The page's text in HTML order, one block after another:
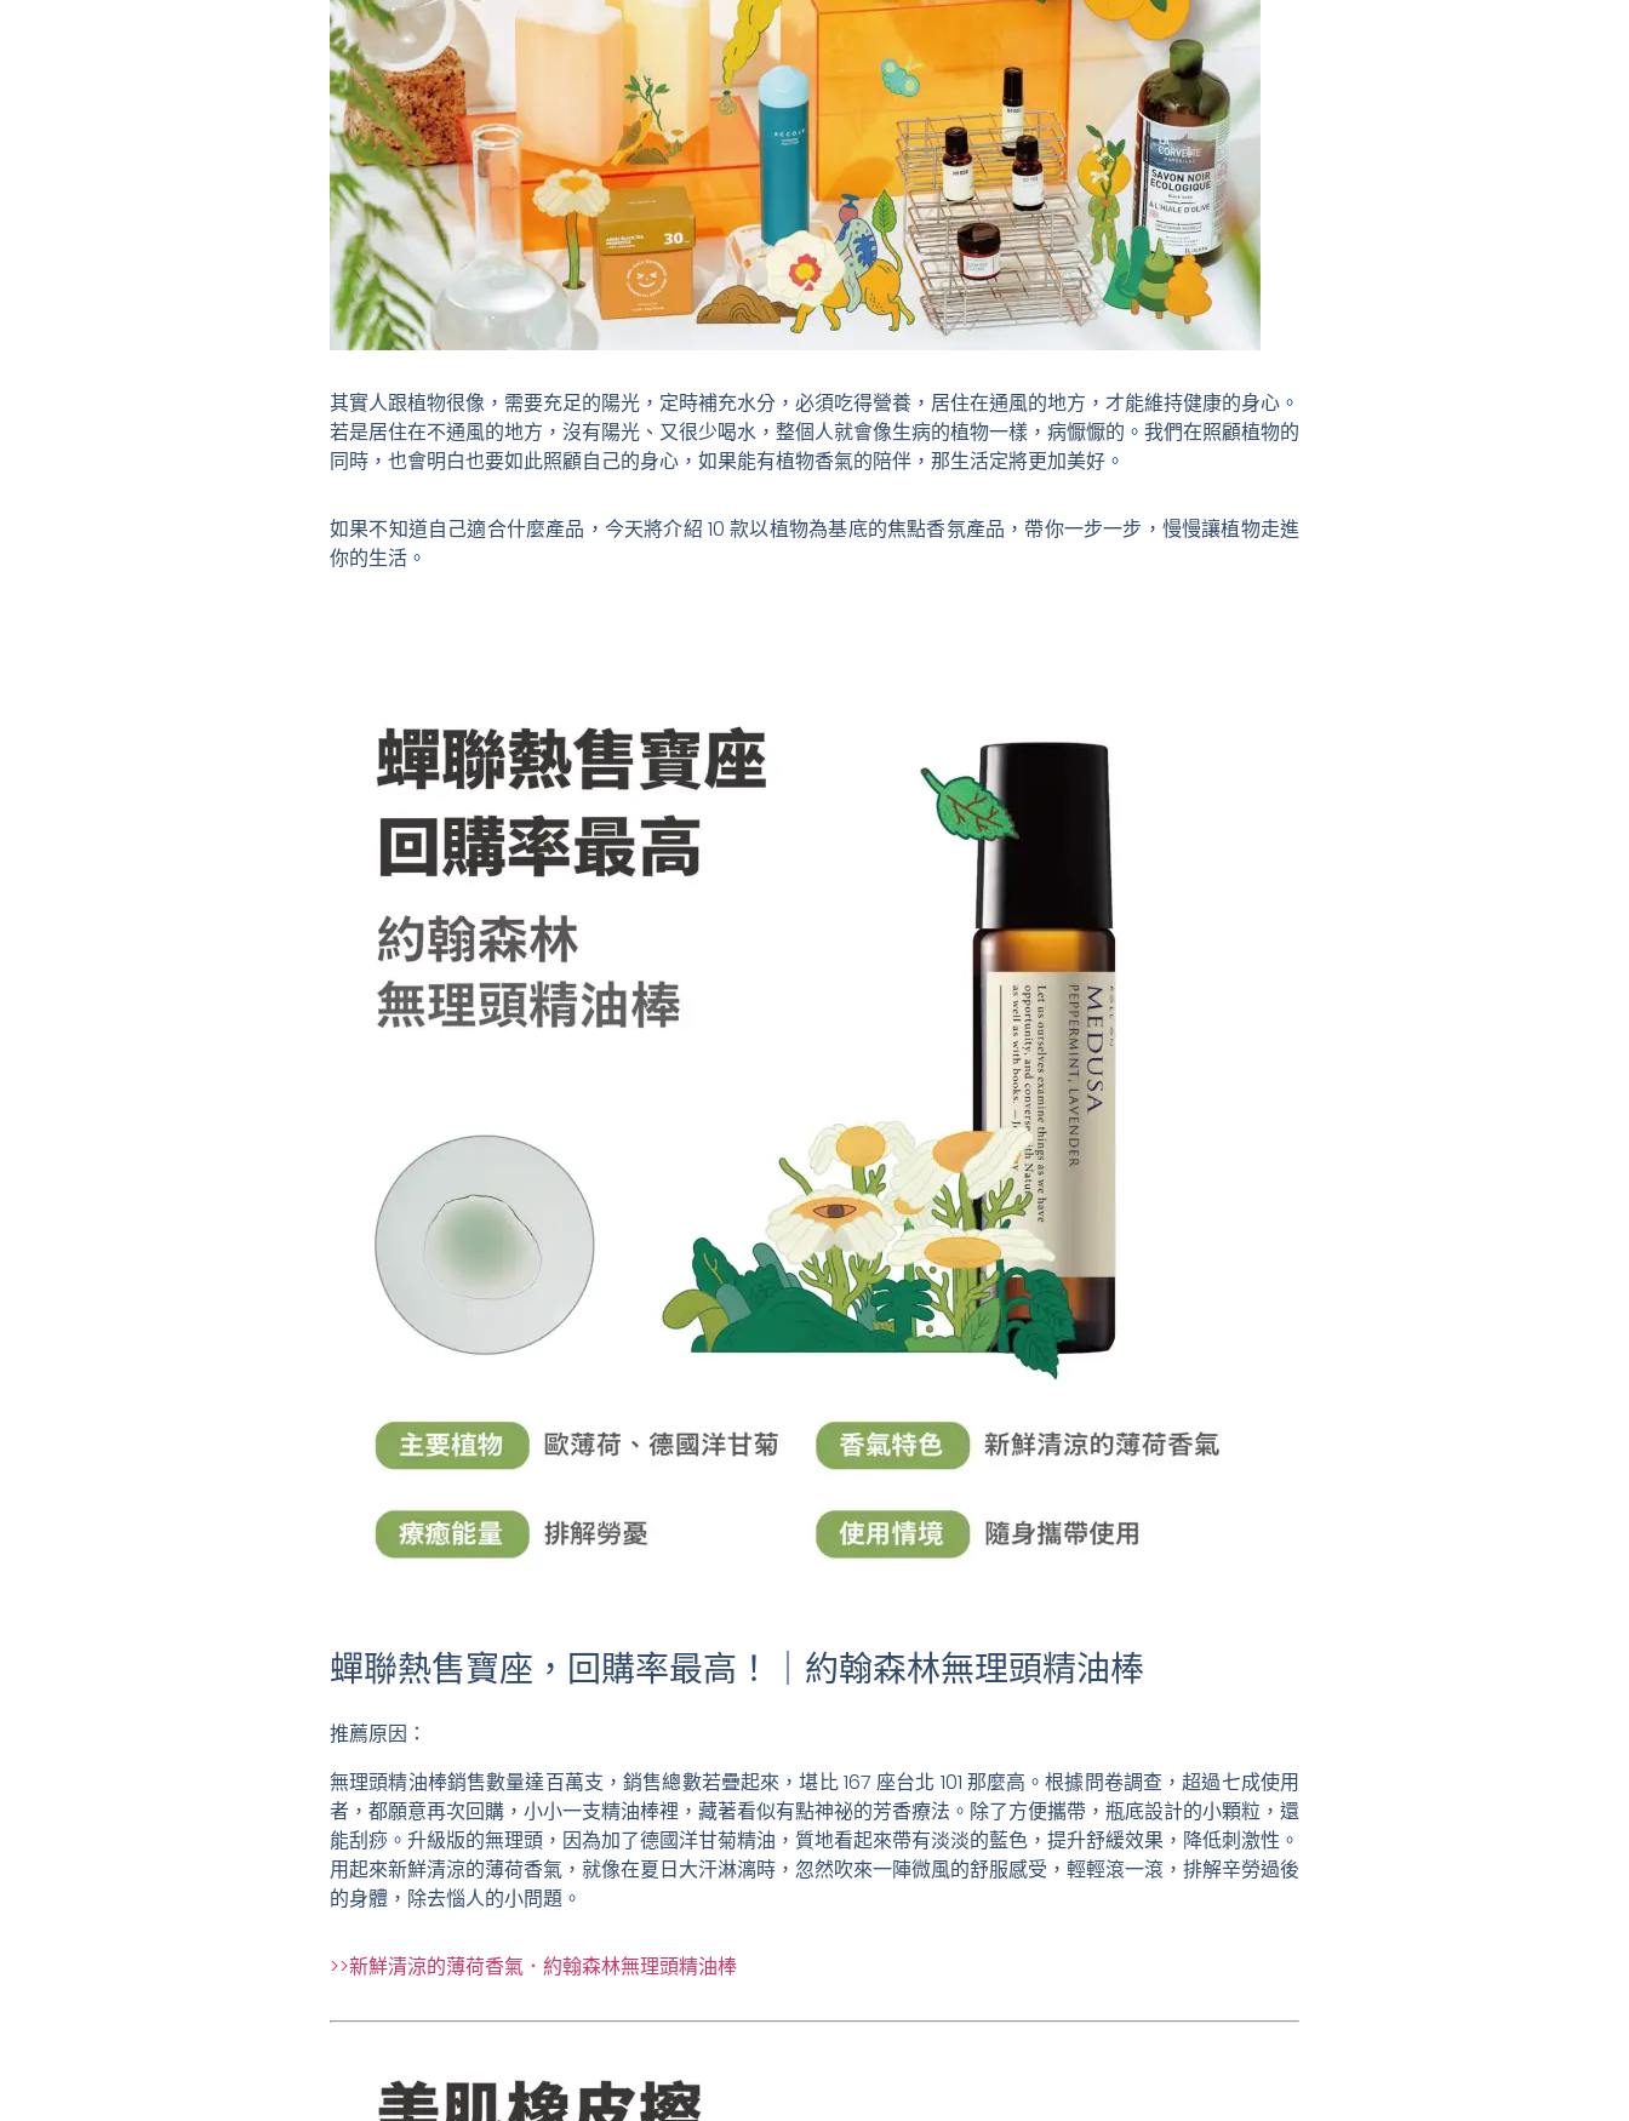
其實人跟植物很像，需要充足的陽光，定時補充水分，必須吃得營養，居住在通風的地方，才能維持健康的身心。
若是居住在不通風的地方，沒有陽光、又很少喝水，整個人就會像生病的植物一樣，病懨懨的。我們在照顧植物的
同時，也會明白也要如此照顧自己的身心，如果能有植物香氣的陪伴，那生活定將更加美好。
如果不知道自己適合什麼產品，今天將介紹 10 款以植物為基底的焦點香氛產品，帶你一步一步，慢慢讓植物走進
你的生活。
蟬聯熱售寶座，回購率最高！｜約翰森林無理頭精油棒
推薦原因：
無理頭精油棒銷售數量達百萬支，銷售總數若疊起來，堪比 167 座台北 101 那麼高。根據問卷調查，超過七成使用
者，都願意再次回購，小小一支精油棒裡，藏著看似有點神祕的芳香療法。除了方便攜帶，瓶底設計的小顆粒，還
能刮痧。升級版的無理頭，因為加了德國洋甘菊精油，質地看起來帶有淡淡的藍色，提升舒緩效果，降低刺激性。
用起來新鮮清涼的薄荷香氣，就像在夏日大汗淋漓時，忽然吹來一陣微風的舒服感受，輕輕滾一滾，排解辛勞過後
的身體，除去惱人的小問題。
>>新鮮清涼的薄荷香氣．約翰森林無理頭精油棒